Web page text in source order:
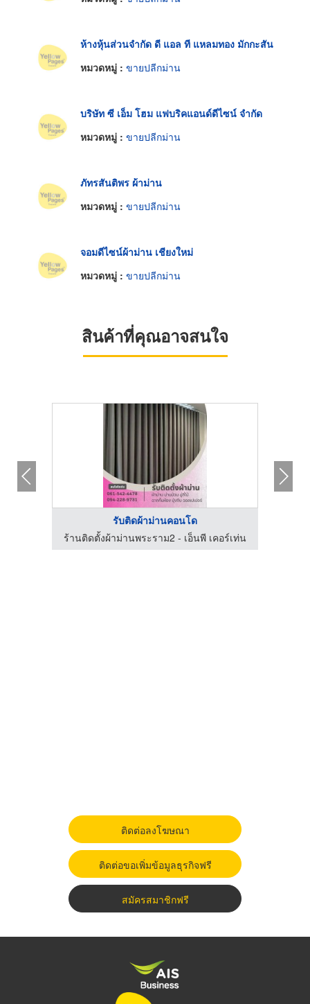
ห้างหุ้นส่วนจำกัด ดี แอล ที แหลมทอง มักกะสัน
หมวดหมู่ : ขายปลีกม่าน
บริษัท ซี เอ็ม โฮม แฟบริคแอนด์ดีไซน์ จำกัด
หมวดหมู่ : ขายปลีกม่าน
ภัทรสันติพร ผ้าม่าน
หมวดหมู่ : ขายปลีกม่าน
จอมดีไซน์ผ้าม่าน เชียงใหม่
หมวดหมู่ : ขายปลีกม่าน
สินค้าที่คุณอาจสนใจ
รับติดผ้าม่านคอนโด
ร้านติดตั้งผ้าม่านพระราม2 - เอ็นพี เคอร์เท่น
ติดต่อลงโฆษณา
ติดต่อขอเพิ่มข้อมูลธุรกิจฟรี
สมัครสมาชิกฟรี